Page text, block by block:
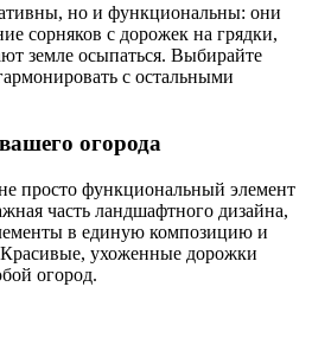
но и функциональны: они
сорняков с дорожек на грядки,
земле осыпаться. Выбирайте
с остальными
огорода
просто функциональный элемент
часть ландшафтного дизайна,
в единую композицию и
Красивые, ухоженные дорожки
огород.